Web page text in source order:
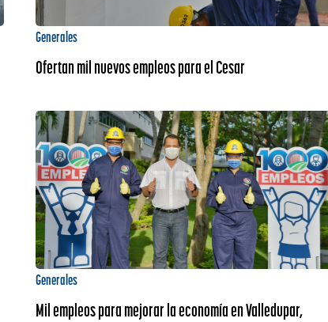
Generales
Ofertan mil nuevos empleos para el Cesar
Generales
Mil empleos para mejorar la economía en Valledupar,